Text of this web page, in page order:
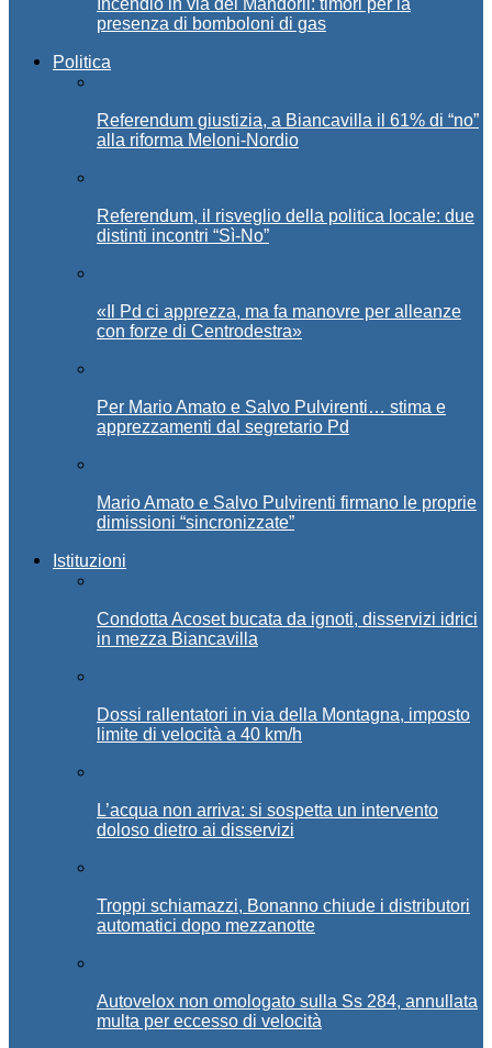
presenza di bomboloni di gas
Politica
Referendum giustizia, a Biancavilla il 61% di “no”
alla riforma Meloni-Nordio
Referendum, il risveglio della politica locale: due
distinti incontri “Sì-No”
«Il Pd ci apprezza, ma fa manovre per alleanze
con forze di Centrodestra»
Per Mario Amato e Salvo Pulvirenti… stima e
apprezzamenti dal segretario Pd
Mario Amato e Salvo Pulvirenti firmano le proprie
dimissioni “sincronizzate”
Istituzioni
Condotta Acoset bucata da ignoti, disservizi idrici
in mezza Biancavilla
Dossi rallentatori in via della Montagna, imposto
limite di velocità a 40 km/h
L’acqua non arriva: si sospetta un intervento
doloso dietro ai disservizi
Troppi schiamazzi, Bonanno chiude i distributori
automatici dopo mezzanotte
Autovelox non omologato sulla Ss 284, annullata
multa per eccesso di velocità